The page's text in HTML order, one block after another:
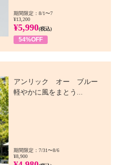
期間限定：8/1〜7
¥13,200
¥5,990(税込)
54%OFF
アンリック オー ブルー
軽やかに風をまとう...
期間限定：7/31〜8/6
¥8,900